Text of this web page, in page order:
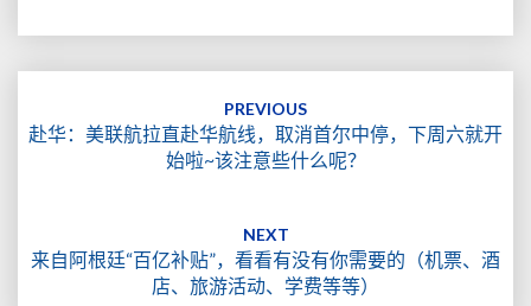
PREVIOUS
赴华：美联航拉直赴华航线，取消首尔中停，下周六就开
始啦~该注意些什么呢？
NEXT
来自阿根廷“百亿补贴”，看看有没有你需要的（机票、酒
店、旅游活动、学费等等）